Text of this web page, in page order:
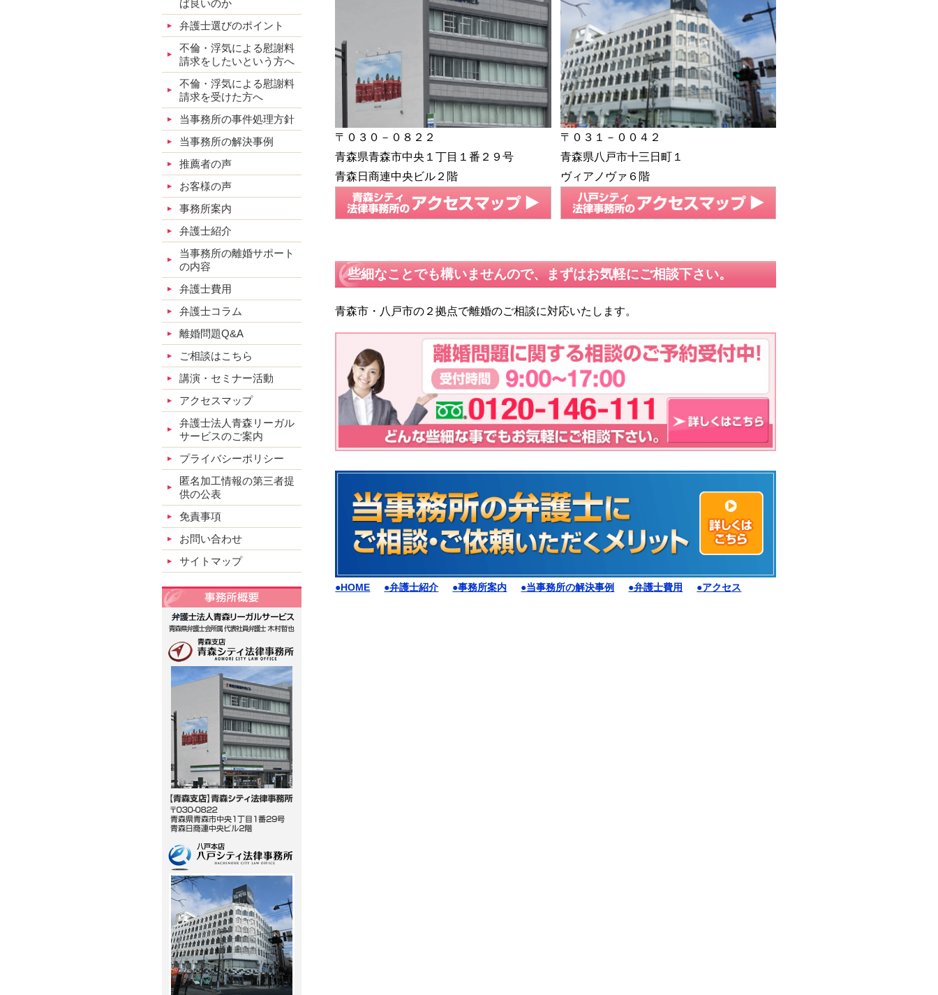
〒０３０－０８２２
青森県青森市中央１丁目１番２９号
青森日商連中央ビル２階
〒０３１－００４２
青森県八戸市十三日町１
ヴィアノヴァ６階
些細なことでも構いませんので、まずはお気軽にご相談下さい。
青森市・八戸市の２拠点で離婚のご相談に対応いたします。
●HOME ●弁護士紹介 ●事務所案内 ●当事務所の解決事例 ●弁護士費用 ●アクセス
ば良いのか
弁護士選びのポイント
不倫・浮気による慰謝料
請求をしたいという方へ
不倫・浮気による慰謝料
請求を受けた方へ
当事務所の事件処理方針
当事務所の解決事例
推薦者の声
お客様の声
事務所案内
弁護士紹介
当事務所の離婚サポート
の内容
弁護士費用
弁護士コラム
離婚問題Q&A
ご相談はこちら
講演・セミナー活動
アクセスマップ
弁護士法人青森リーガル
サービスのご案内
プライバシーポリシー
匿名加工情報の第三者提
供の公表
免責事項
お問い合わせ
サイトマップ